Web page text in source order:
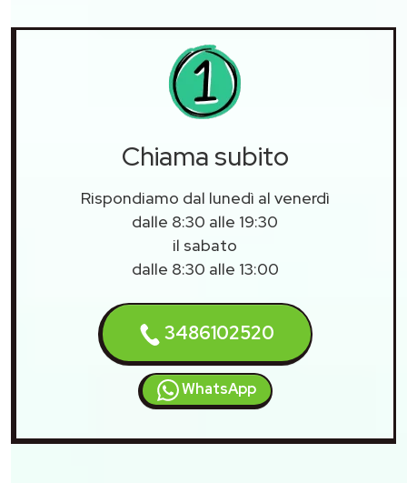
Chiama subito
Rispondiamo dal lunedì al venerdì
dalle 8:30 alle 19:30
il sabato
dalle 8:30 alle 13:00
3486102520
WhatsApp